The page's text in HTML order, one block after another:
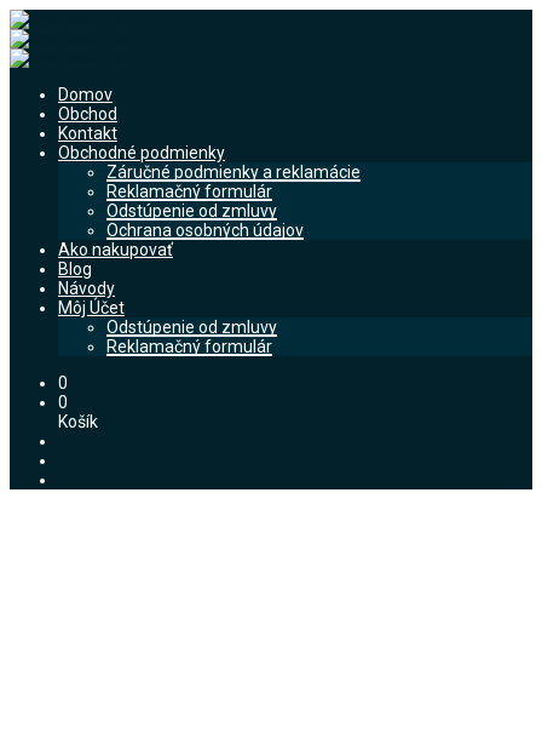
Domov
Obchod
Kontakt
Obchodné podmienky
Záručné podmienky a reklamácie
Reklamačný formulár
Odstúpenie od zmluvy
Ochrana osobných údajov
Ako nakupovať
Blog
Návody
Môj Účet
Odstúpenie od zmluvy
Reklamačný formulár
0
0
Košík